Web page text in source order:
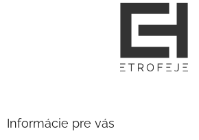
Informácie pre vás